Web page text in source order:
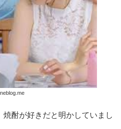
酎が好きだと明かしていまし